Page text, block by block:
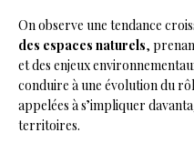
On observe une tendance
des espaces naturels,
et des enjeux
conduire à une évolution du
appelées à s’impliquer
territoires.